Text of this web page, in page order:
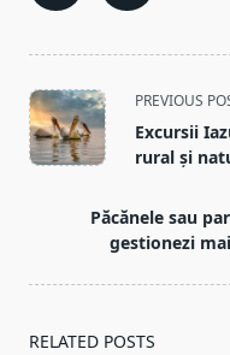
<span
class="nav-
subtitle
reader-
text">Page</span>
PREVIOUS
Excursii
rural și
Păcănele sau
gestionezi
RELATED POSTS